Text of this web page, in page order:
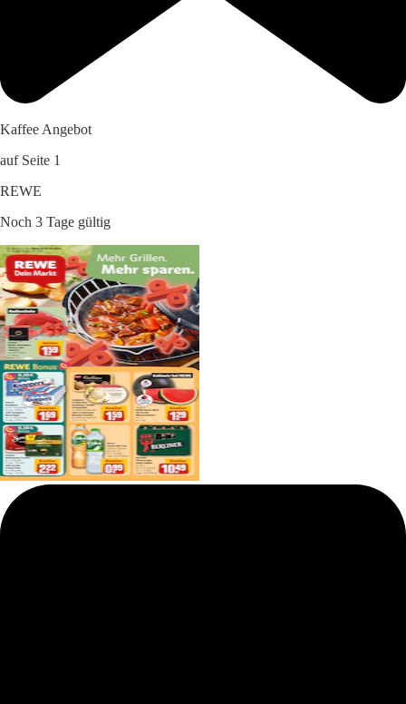
Kaffee Angebot
auf Seite 1
REWE
Noch 3 Tage gültig